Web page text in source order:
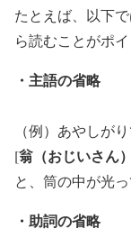
たとえば、以下
ら読むことがポイ
・主語の省略
（例）あやしが
[翁（おじいさん
と、筒の中が光
・助詞の省略